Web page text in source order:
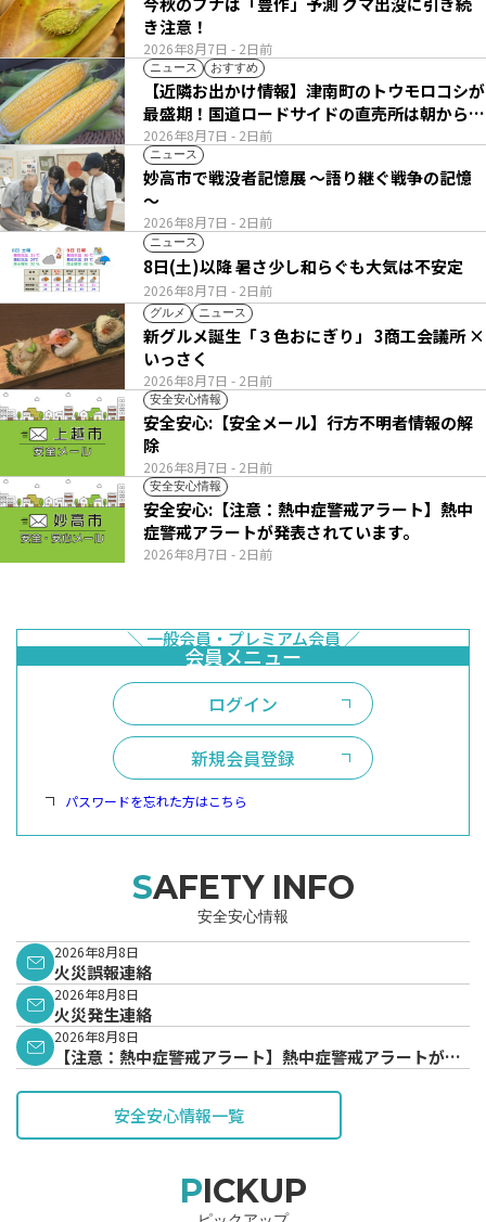
2026年8月7日 - 2日前
き注意！
ニュース おすすめ
2026年8月7日 - 2日前
【近隣お出かけ情報】津南町のトウモロコシが
最盛期！国道ロードサイドの直売所は朝から長
い列
ニュース
2026年8月7日 - 2日前
妙高市で戦没者記憶展 ～語り継ぐ戦争の記憶
～
ニュース
2026年8月7日 - 2日前
8日(土)以降 暑さ少し和らぐも大気は不安定
グルメ ニュース
2026年8月7日 - 2日前
新グルメ誕生「３色おにぎり」 3商工会議所 ×
いっさく
安全安心情報
2026年8月7日 - 2日前
安全安心:【安全メール】行方不明者情報の解
除
安全安心情報
2026年8月7日 - 2日前
安全安心:【注意：熱中症警戒アラート】熱中
症警戒アラートが発表されています。
ログイン
新規会員登録
パスワードを忘れた方はこちら
SAFETY INFO
安全安心情報
2026年8月8日
火災誤報連絡
2026年8月8日
火災発生連絡
2026年8月8日
【注意：熱中症警戒アラート】熱中症警戒アラートが発
安全安心情報一覧
PICKUP